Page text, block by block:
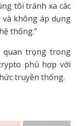
tôi tránh xa các
không áp dụng
thống.”
quan trọng trong
phù hợp với
truyền thống.